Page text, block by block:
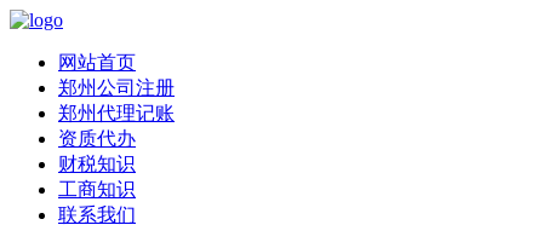
网站首页
郑州公司注册
郑州代理记账
资质代办
财税知识
工商知识
联系我们